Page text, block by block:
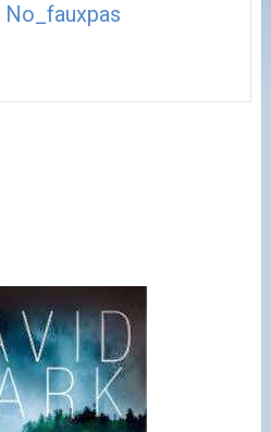
No_fauxpas